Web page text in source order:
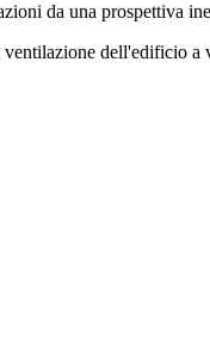
da una prospettiva
dell'edificio a